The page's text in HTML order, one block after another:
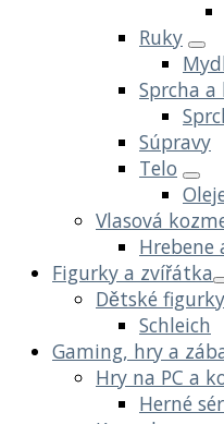
Ruky
Sprcha
Súpravy
Telo
Vlasová
Hrebene
Figurky a zvířátka
Dětské figurky
Schleich
Gaming, hry a
Hry na PC a
Herné